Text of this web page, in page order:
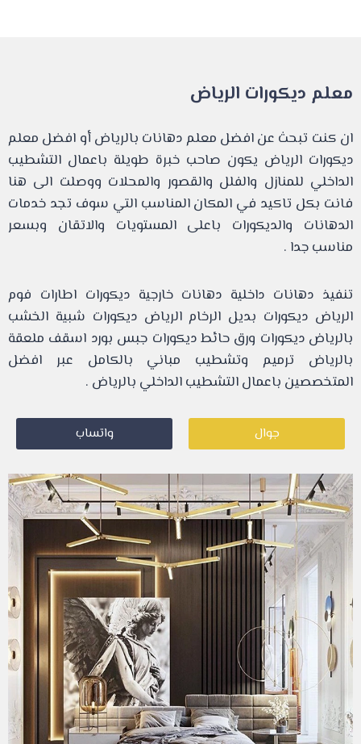
معلم ديكورات الرياض
ان كنت تبحث عن افضل معلم دهانات بالرياض أو افضل معلم
ديكورات الرياض يكون صاحب خبرة طويلة باعمال التشطيب
الداخلي للمنازل والفلل والقصور والمحلات ووصلت الى هنا
فانت بكل تاكيد في المكان المناسب التي سوف تجد خدمات
الدهانات والديكورات باعلى المستويات والاتقان وبسعر
مناسب جدا .
تنفيذ دهانات داخلية دهانات خارجية ديكورات اطارات فوم
الرياض ديكورات بديل الرخام الرياض ديكورات شبية الخشب
بالرياض ديكورات ورق حائط ديكورات جبس بورد اسقف ملعقة
بالرياض ترميم وتشطيب مباني بالكامل عبر افضل
المتخصصين باعمال التشطيب الداخلي بالرياض .
جوال واتساب